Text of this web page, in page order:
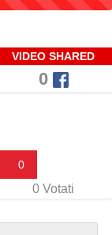
VIDEO SHARED
0
0
0 Votati